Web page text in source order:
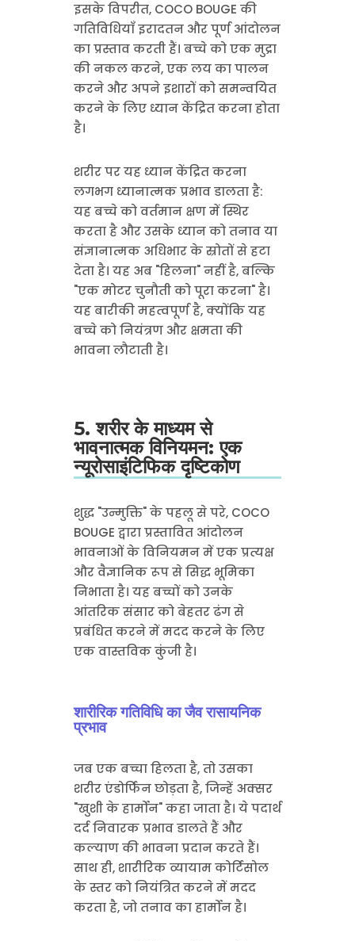
इसके विपरीत, COCO BOUGE की
गतिविधियाँ इरादतन और पूर्ण आंदोलन
का प्रस्ताव करती हैं। बच्चे को एक मुद्रा
की नकल करने, एक लय का पालन
करने और अपने इशारों को समन्वयित
करने के लिए ध्यान केंद्रित करना होता
है।
शरीर पर यह ध्यान केंद्रित करना
लगभग ध्यानात्मक प्रभाव डालता है:
यह बच्चे को वर्तमान क्षण में स्थिर
करता है और उसके ध्यान को तनाव या
संज्ञानात्मक अधिभार के स्रोतों से हटा
देता है। यह अब "हिलना" नहीं है, बल्कि
"एक मोटर चुनौती को पूरा करना" है।
यह बारीकी महत्वपूर्ण है, क्योंकि यह
बच्चे को नियंत्रण और क्षमता की
भावना लौटाती है।
5. शरीर के माध्यम से
भावनात्मक विनियमन: एक
न्यूरोसाइंटिफिक दृष्टिकोण
शुद्ध "उन्मुक्ति" के पहलू से परे, COCO
BOUGE द्वारा प्रस्तावित आंदोलन
भावनाओं के विनियमन में एक प्रत्यक्ष
और वैज्ञानिक रूप से सिद्ध भूमिका
निभाता है। यह बच्चों को उनके
आंतरिक संसार को बेहतर ढंग से
प्रबंधित करने में मदद करने के लिए
एक वास्तविक कुंजी है।
शारीरिक गतिविधि का जैव रासायनिक
प्रभाव
जब एक बच्चा हिलता है, तो उसका
शरीर एंडोर्फिन छोड़ता है, जिन्हें अक्सर
"खुशी के हार्मोन" कहा जाता है। ये पदार्थ
दर्द निवारक प्रभाव डालते हैं और
कल्याण की भावना प्रदान करते हैं।
साथ ही, शारीरिक व्यायाम कोर्टिसोल
के स्तर को नियंत्रित करने में मदद
करता है, जो तनाव का हार्मोन है।